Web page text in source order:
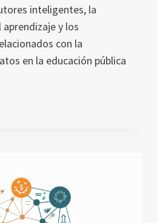
inteligentes, la
y los
con la
en la educación pública